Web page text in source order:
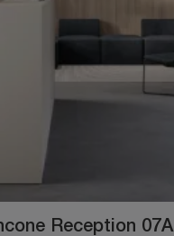
Reception 07A